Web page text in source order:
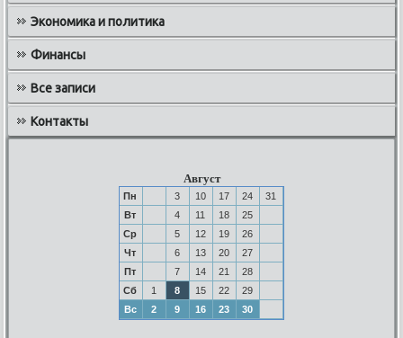
Экономика и политика
Финансы
Все записи
Контакты
Август
Пн 3 10 17 24
31
Вт
4 11 18
25
Ср
5 12 19
26
Чт
6 13 20
27
Пт
7 14 21
28
Сб
1 8 15 22
29
Вс
2 9 16 23 30